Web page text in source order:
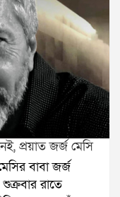
প্রয়াত জর্জ মেসি
বাবা জর্জ
রাতে